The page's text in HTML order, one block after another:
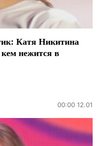
Катя Никитина
нежится в
00:00 12.01